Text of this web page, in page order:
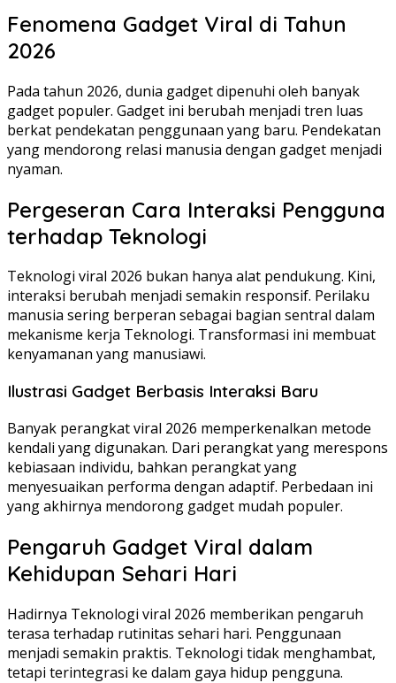
Fenomena Gadget Viral di Tahun
2026
Pada tahun 2026, dunia gadget dipenuhi oleh banyak
gadget populer. Gadget ini berubah menjadi tren luas
berkat pendekatan penggunaan yang baru. Pendekatan
yang mendorong relasi manusia dengan gadget menjadi
nyaman.
Pergeseran Cara Interaksi Pengguna
terhadap Teknologi
Teknologi viral 2026 bukan hanya alat pendukung. Kini,
interaksi berubah menjadi semakin responsif. Perilaku
manusia sering berperan sebagai bagian sentral dalam
mekanisme kerja Teknologi. Transformasi ini membuat
kenyamanan yang manusiawi.
Ilustrasi Gadget Berbasis Interaksi Baru
Banyak perangkat viral 2026 memperkenalkan metode
kendali yang digunakan. Dari perangkat yang merespons
kebiasaan individu, bahkan perangkat yang
menyesuaikan performa dengan adaptif. Perbedaan ini
yang akhirnya mendorong gadget mudah populer.
Pengaruh Gadget Viral dalam
Kehidupan Sehari Hari
Hadirnya Teknologi viral 2026 memberikan pengaruh
terasa terhadap rutinitas sehari hari. Penggunaan
menjadi semakin praktis. Teknologi tidak menghambat,
tetapi terintegrasi ke dalam gaya hidup pengguna.